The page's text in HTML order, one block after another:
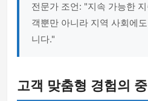
전문가 조언: "지속 가능한
객뿐만 아니라 지역 사회에
니다."
고객 맞춤형 경험의